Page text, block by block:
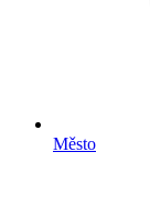
Město